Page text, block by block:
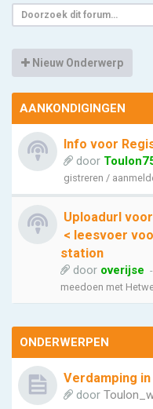
Nieuw Onderwerp
AANKONDIGINGEN
Info voor
door
gistreren /
Uploadurl
< leesvoer
station
door overijse
meedoen met
ONDERWERPEN
Verdamping
door